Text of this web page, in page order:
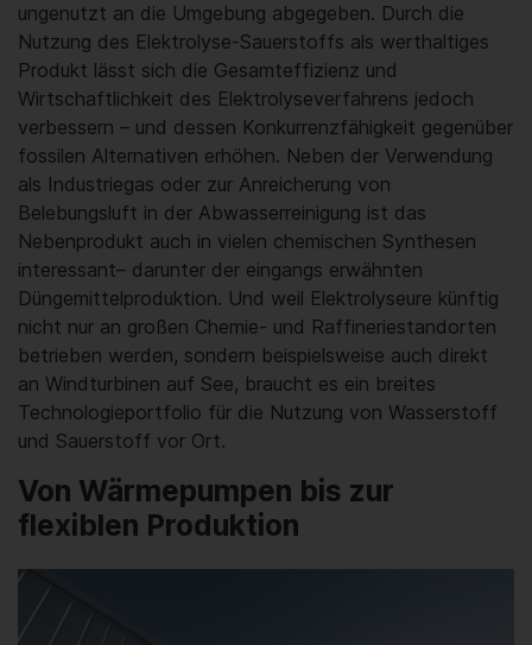
ungenutzt an die Umgebung abgegeben. Durch die
Nutzung des Elektrolyse-Sauerstoffs als werthaltiges
Produkt lässt sich die Gesamteffizienz und
Wirtschaftlichkeit des Elektrolyseverfahrens jedoch
verbessern – und dessen Konkurrenzfähigkeit gegenüber
fossilen Alternativen erhöhen. Neben der Verwendung
als Industriegas oder zur Anreicherung von
Belebungsluft in der Abwasserreinigung ist das
Nebenprodukt auch in vielen chemischen Synthesen
interessant– darunter der eingangs erwähnten
Düngemittelproduktion. Und weil Elektrolyseure künftig
nicht nur an großen Chemie- und Raffineriestandorten
betrieben werden, sondern beispielsweise auch direkt
an Windturbinen auf See, braucht es ein breites
Technologieportfolio für die Nutzung von Wasserstoff
und Sauerstoff vor Ort.
Von Wärmepumpen bis zur
flexiblen Produktion